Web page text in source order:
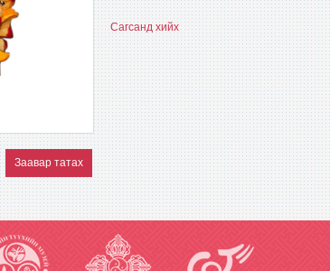
Заавар татах
Сагсанд хийх